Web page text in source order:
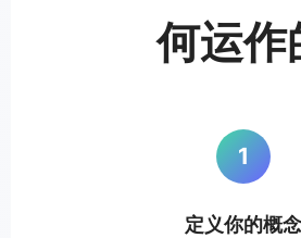
何运作
1
定义你的概念